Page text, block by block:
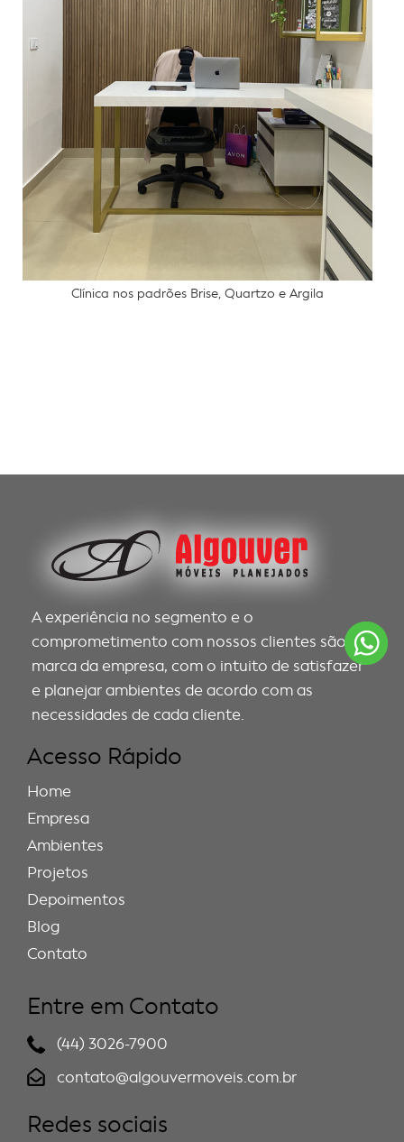
Clínica nos padrões Brise, Quartzo e Argila
A experiência no segmento e o
comprometimento com nossos clientes são a
marca da empresa, com o intuito de satisfazer
e planejar ambientes de acordo com as
necessidades de cada cliente.
Acesso Rápido
Home
Empresa
Ambientes
Projetos
Depoimentos
Blog
Contato
Entre em Contato
(44) 3026-7900
contato@algouvermoveis.com.br
Redes sociais